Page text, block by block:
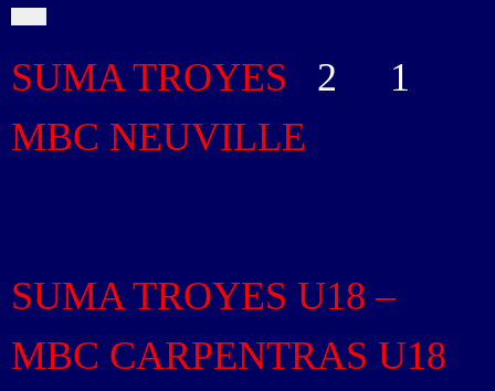
SUMA TROYES 2
1
MBC NEUVILLE
SUMA TROYES U18 –
MBC CARPENTRAS U18